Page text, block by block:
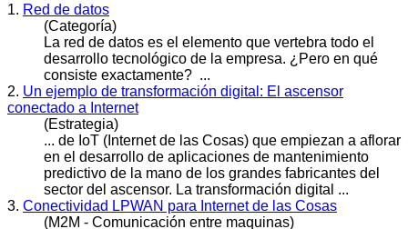
1. Red de datos
(Categoría)
La red de datos es el elemento que vertebra todo el
desarrollo tecnológico de la empresa. ¿Pero en qué
consiste exactamente? ...
2. Un ejemplo de transformación digital: El ascensor
conectado a Internet
(Estrategia)
... de IoT (Internet de las Cosas) que empiezan a aflorar
en el desarrollo de aplicaciones de mantenimiento
predictivo de la mano de los grandes fabricantes del
sector del ascensor. La transformación digital ...
3. Conectividad LPWAN para Internet de las Cosas
(M2M - Comunicación entre maquinas)